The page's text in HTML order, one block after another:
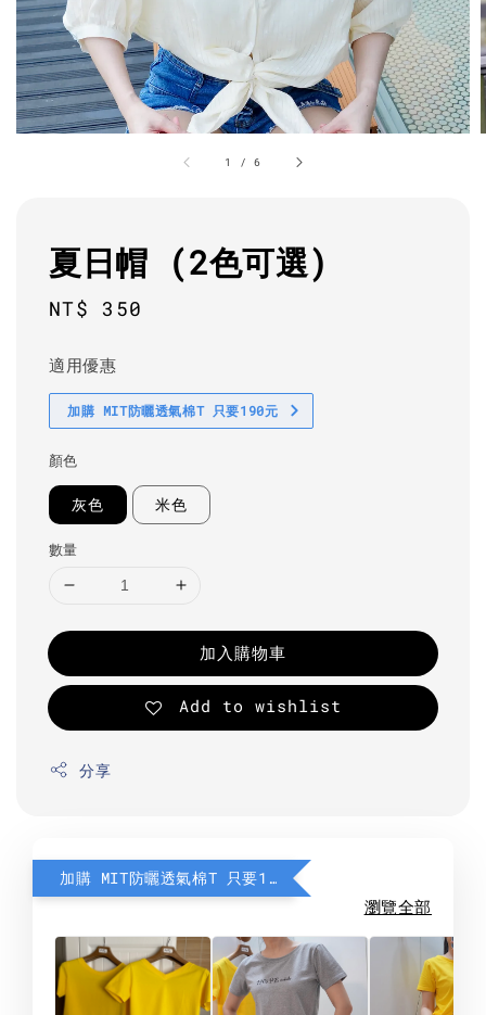
1 /6
夏日帽 (2色可選)
Regular
NT$ 350
適用優惠
加購 MIT防曬透氣棉T 只要190元
顏色
灰色 米色
數量
加入購物車
Add to wishlist
分享
加購 MIT防曬透氣棉T 只要190元
瀏覽全部